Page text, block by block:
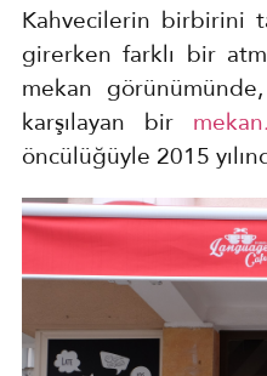
Kahvecilerin birbirini
girerken farklı bir
mekan
karşılayan bir mekan.
öncülüğüyle 2015